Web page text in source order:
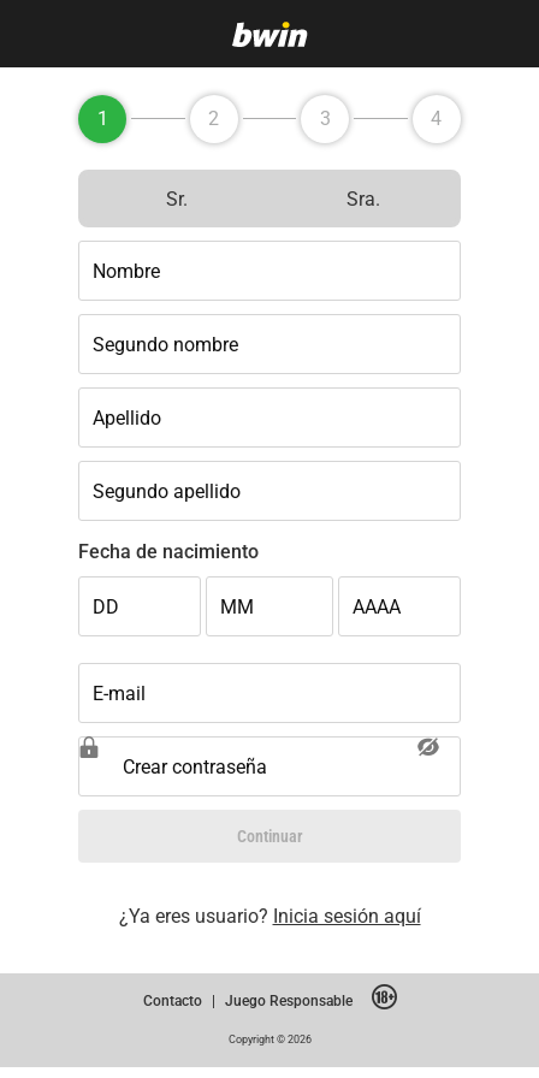
1 2 3 4
Sr. Sra.
Nombre
Segundo nombre
Apellido
Segundo apellido
Fecha de nacimiento
DD MM AAAA
E-mail
Crear contraseña
Continuar
¿Ya eres usuario? Inicia sesión aquí
Contacto | Juego Responsable
Copyright © 2026